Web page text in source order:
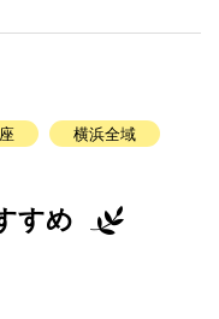
横浜全域
すめ